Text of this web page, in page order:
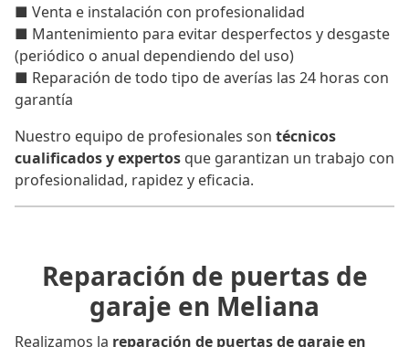
■ Venta e instalación con profesionalidad
■ Mantenimiento para evitar desperfectos y desgaste
(periódico o anual dependiendo del uso)
■ Reparación de todo tipo de averías las 24 horas con
garantía
Nuestro equipo de profesionales son técnicos
cualificados y expertos que garantizan un trabajo con
profesionalidad, rapidez y eficacia.
Reparación de puertas de
garaje en Meliana
Realizamos la reparación de puertas de garaje en